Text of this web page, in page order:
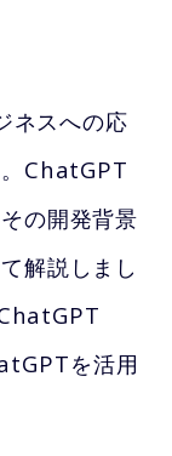
ネスへの応
ChatGPT
の開発背景
解説しまし
を活用